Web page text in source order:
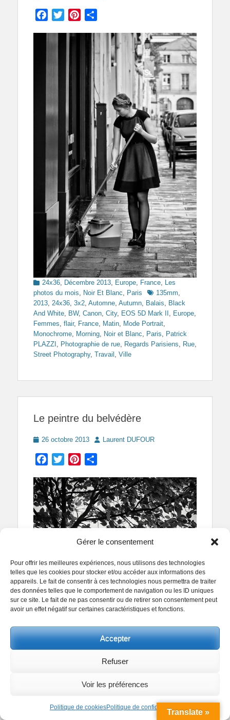
Gérer le consentement
Pour offrir les meilleures expériences, nous utilisons des technologies
telles que les cookies pour stocker et/ou accéder aux informations des
appareils. Le fait de consentir à ces technologies nous permettra de traiter
des données telles que le comportement de navigation ou les ID uniques
sur ce site. Le fait de ne pas consentir ou de retirer son consentement peut
avoir un effet négatif sur certaines caractéristiques et fonctions.
Accepter
Refuser
Voir les préférences
Politique de cookiesPolitique de confidentialité
Facebook
TwitterPinterest
Categories
24x36, Décembre 2013, Europe, France, Les
photos du mois, Noir Et Blanc, Paris Tags135mm,
2013, 24x36, 3x2, Automne, Autumn, Balais, Black
And White, BW, Canon, City, EOS 5D Mark II , Europe,
Femmes, flair, France, Matin, Mode Portrait,
Monochrome, Morning, Noir et Blanc, Paris, Patrick
PLAZZI , Photographie de rue, Regards Parisiens, Rue,
Street Photography, Travail , Ville
Le peintre du belvédère
Posted
26 octobre 2013 AuthorLaurent DUFOUR
Facebook
TwitterPinterest
Translate »